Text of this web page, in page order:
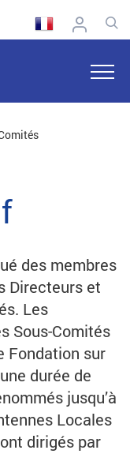
des membres
Directeurs et
Les
Sous-Comités
Fondation sur
durée de
jusqu’à
Locales
dirigés par